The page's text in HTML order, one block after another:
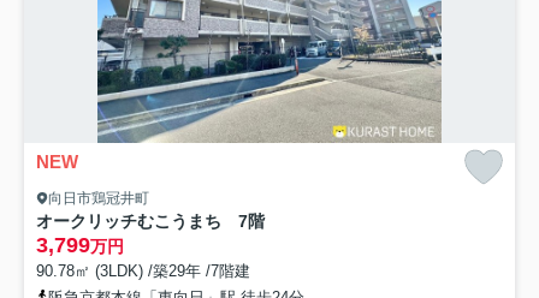
NEW
向日市鶏冠井町
オークリッチむこうまち 7階
3,799万円
90.78㎡ (3LDK) /築29年 /7階建